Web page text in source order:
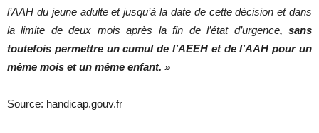
l’AAH du jeune adulte et jusqu’à la date de cette décision et dans
la limite de deux mois après la fin de l’état d’urgence, sans
toutefois permettre un cumul de l’AEEH et de l’AAH pour un
même mois et un même enfant. »
Source: handicap.gouv.fr